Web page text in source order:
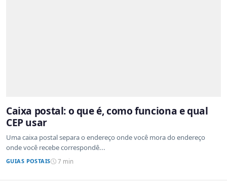
Caixa postal: o que é, como funciona e qual
CEP usar
Uma caixa postal separa o endereço onde você mora do endereço
onde você recebe correspondê...
GUIAS POSTAIS 7 min